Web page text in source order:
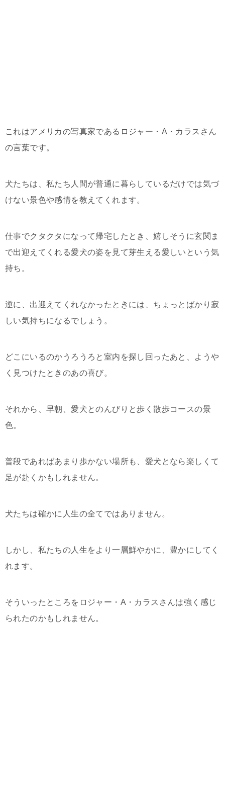
これはアメリカの写真家であるロジャー・A・カラスさん
の言葉です。
犬たちは、私たち人間が普通に暮らしているだけでは気づ
けない景色や感情を教えてくれます。
仕事でクタクタになって帰宅したとき、嬉しそうに玄関ま
で出迎えてくれる愛犬の姿を見て芽生える愛しいという気
持ち。
逆に、出迎えてくれなかったときには、ちょっとばかり寂
しい気持ちになるでしょう。
どこにいるのかうろうろと室内を探し回ったあと、ようや
く見つけたときのあの喜び。
それから、早朝、愛犬とのんびりと歩く散歩コースの景
色。
普段であればあまり歩かない場所も、愛犬となら楽しくて
足が赴くかもしれません。
犬たちは確かに人生の全てではありません。
しかし、私たちの人生をより一層鮮やかに、豊かにしてく
れます。
そういったところをロジャー・A・カラスさんは強く感じ
られたのかもしれません。